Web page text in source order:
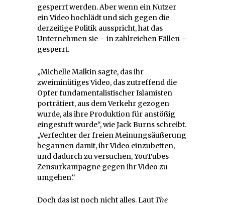
gesperrt werden. Aber wenn ein Nutzer
ein Video hochlädt und sich gegen die
derzeitige Politik ausspricht, hat das
Unternehmen sie – in zahlreichen Fällen –
gesperrt.
„Michelle Malkin sagte, das ihr
zweiminütiges Video, das zutreffend die
Opfer fundamentalistischer Islamisten
porträtiert, aus dem Verkehr gezogen
wurde, als ihre Produktion für anstößig
eingestuft wurde“, wie Jack Burns schreibt.
„Verfechter der freien Meinungsäußerung
begannen damit, ihr Video einzubetten,
und dadurch zu versuchen, YouTubes
Zensurkampagne gegen ihr Video zu
umgehen.“
Doch das ist noch nicht alles. Laut The